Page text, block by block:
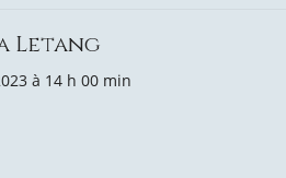
Letang
à 14 h 00 min